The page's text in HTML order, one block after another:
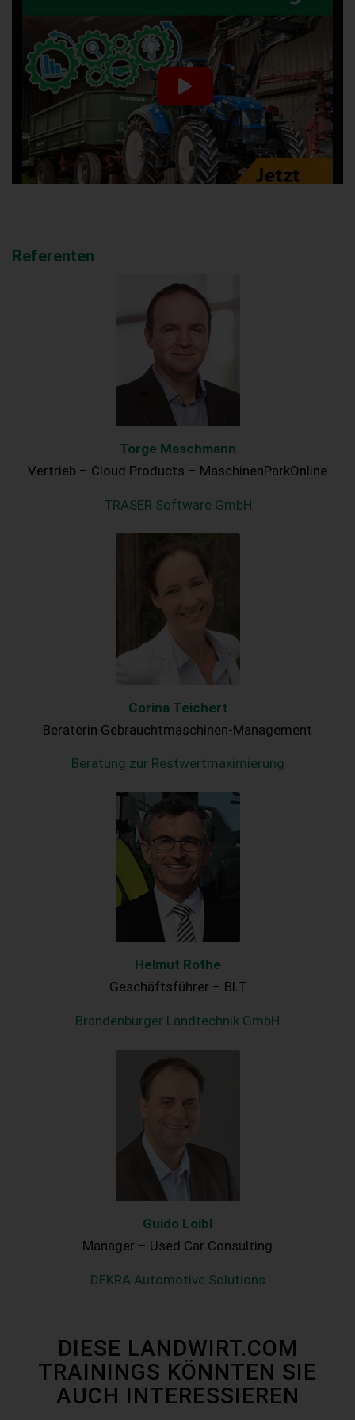
Referenten
Torge Maschmann
Vertrieb – Cloud Products – MaschinenParkOnline
TRASER Software GmbH
Corina Teichert
Beraterin Gebrauchtmaschinen-Management
Beratung zur Restwertmaximierung
Helmut Rothe
Geschäftsführer – BLT
Brandenburger Landtechnik GmbH
Guido Loibl
Manager – Used Car Consulting
DEKRA Automotive Solutions
DIESE LANDWIRT.COM
TRAININGS KÖNNTEN SIE
AUCH INTERESSIEREN